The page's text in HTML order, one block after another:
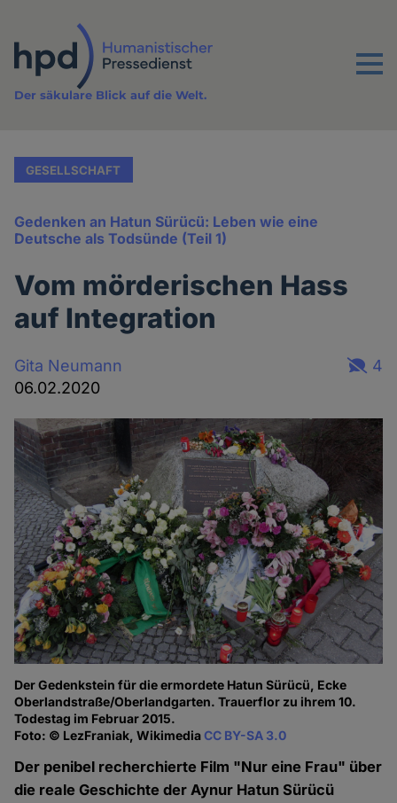
Inhalt
Menu
Der säkulare Blick auf die Welt.
GESELLSCHAFT
Gedenken an Hatun Sürücü: Leben wie eine
Deutsche als Todsünde (Teil 1)
Vom mörderischen Hass
auf Integration
Gita Neumann
06.02.2020
4
Der Gedenkstein für die ermordete Hatun Sürücü, Ecke
Oberlandstraße/Oberlandgarten. Trauerflor zu ihrem 10.
Todestag im Februar 2015.
Foto: © LezFraniak, WikimediaCC BY-SA 3.0
Der penibel recherchierte Film "Nur eine Frau" über
die reale Geschichte der Aynur Hatun Sürücü